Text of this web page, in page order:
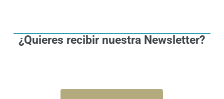
¿Quieres recibir nuestra Newsletter?